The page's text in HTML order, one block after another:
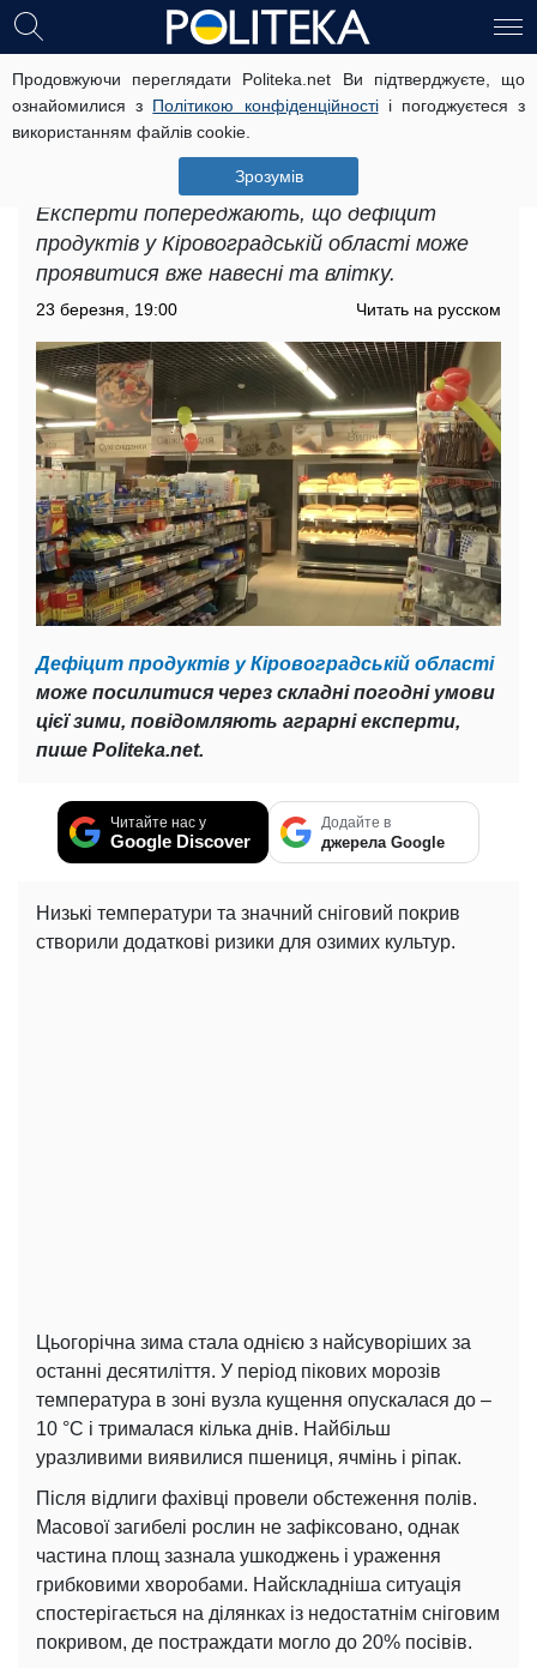
Продовжуючи переглядати Politeka.net Ви підтверджуєте, що
ознайомилися з Політикою конфіденційностіі погоджуєтеся з
використанням файлів cookie.
Зрозумів
Дефіцит продуктів у
Кіровоградській області: чому
ситуація складна та чого чекати
Експерти попереджають, що дефіцит
продуктів у Кіровоградській області може
проявитися вже навесні та влітку.
23 березня, 19:00 Читать на русском
Дефіцит продуктів у Кіровоградській області
може посилитися через складні погодні умови
цієї зими, повідомляють аграрні експерти,
пише Politeka.net.
Читайте нас у
Google Discover
Додайте в
джерела Google
Низькі температури та значний сніговий покрив
створили додаткові ризики для озимих культур.
Цьогорічна зима стала однією з найсуворіших за
останні десятиліття. У період пікових морозів
температура в зоні вузла кущення опускалася до –
10 °C і трималася кілька днів. Найбільш
уразливими виявилися пшениця, ячмінь і ріпак.
Після відлиги фахівці провели обстеження полів.
Масової загибелі рослин не зафіксовано, однак
частина площ зазнала ушкоджень і ураження
грибковими хворобами. Найскладніша ситуація
спостерігається на ділянках із недостатнім сніговим
покривом, де постраждати могло до 20% посівів.